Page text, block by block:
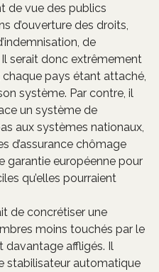
de vue des publics
d’ouverture des droits,
de
serait donc extrêmement
pays étant attaché,
système. Par contre, il
un système de
aux systèmes nationaux,
d’assurance chômage
garantie européenne pour
qu’elles pourraient
de concrétiser une
moins touchés par le
davantage affligés. Il
stabilisateur automatique